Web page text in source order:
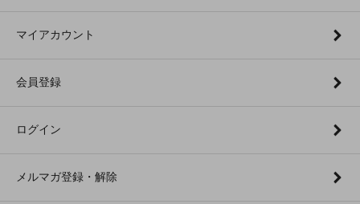
マイアカウント
会員登録
ログイン
メルマガ登録・解除